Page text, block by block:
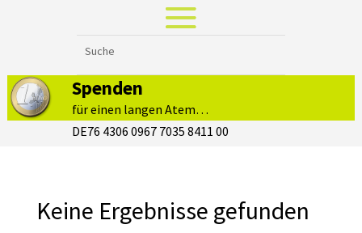
Spenden
für einen langen Atem…
DE76 4306 0967 7035 8411 00
Keine Ergebnisse gefunden